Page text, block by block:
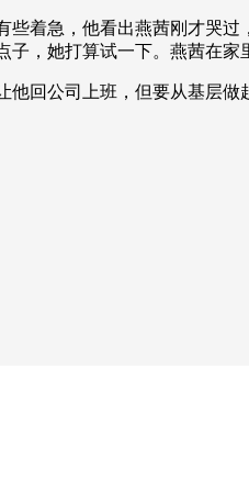
着急，他看出燕茜刚才哭
，她打算试一下。燕茜在家
回公司上班，但要从基层